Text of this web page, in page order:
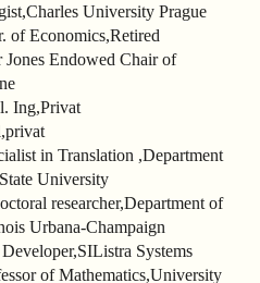
University Prague
of Economics,Retired
Jones Endowed Chair of
Ing,Privat
in Translation ,Department
University
researcher,Department of
Urbana-Champaign
Systems
of Mathematics,University